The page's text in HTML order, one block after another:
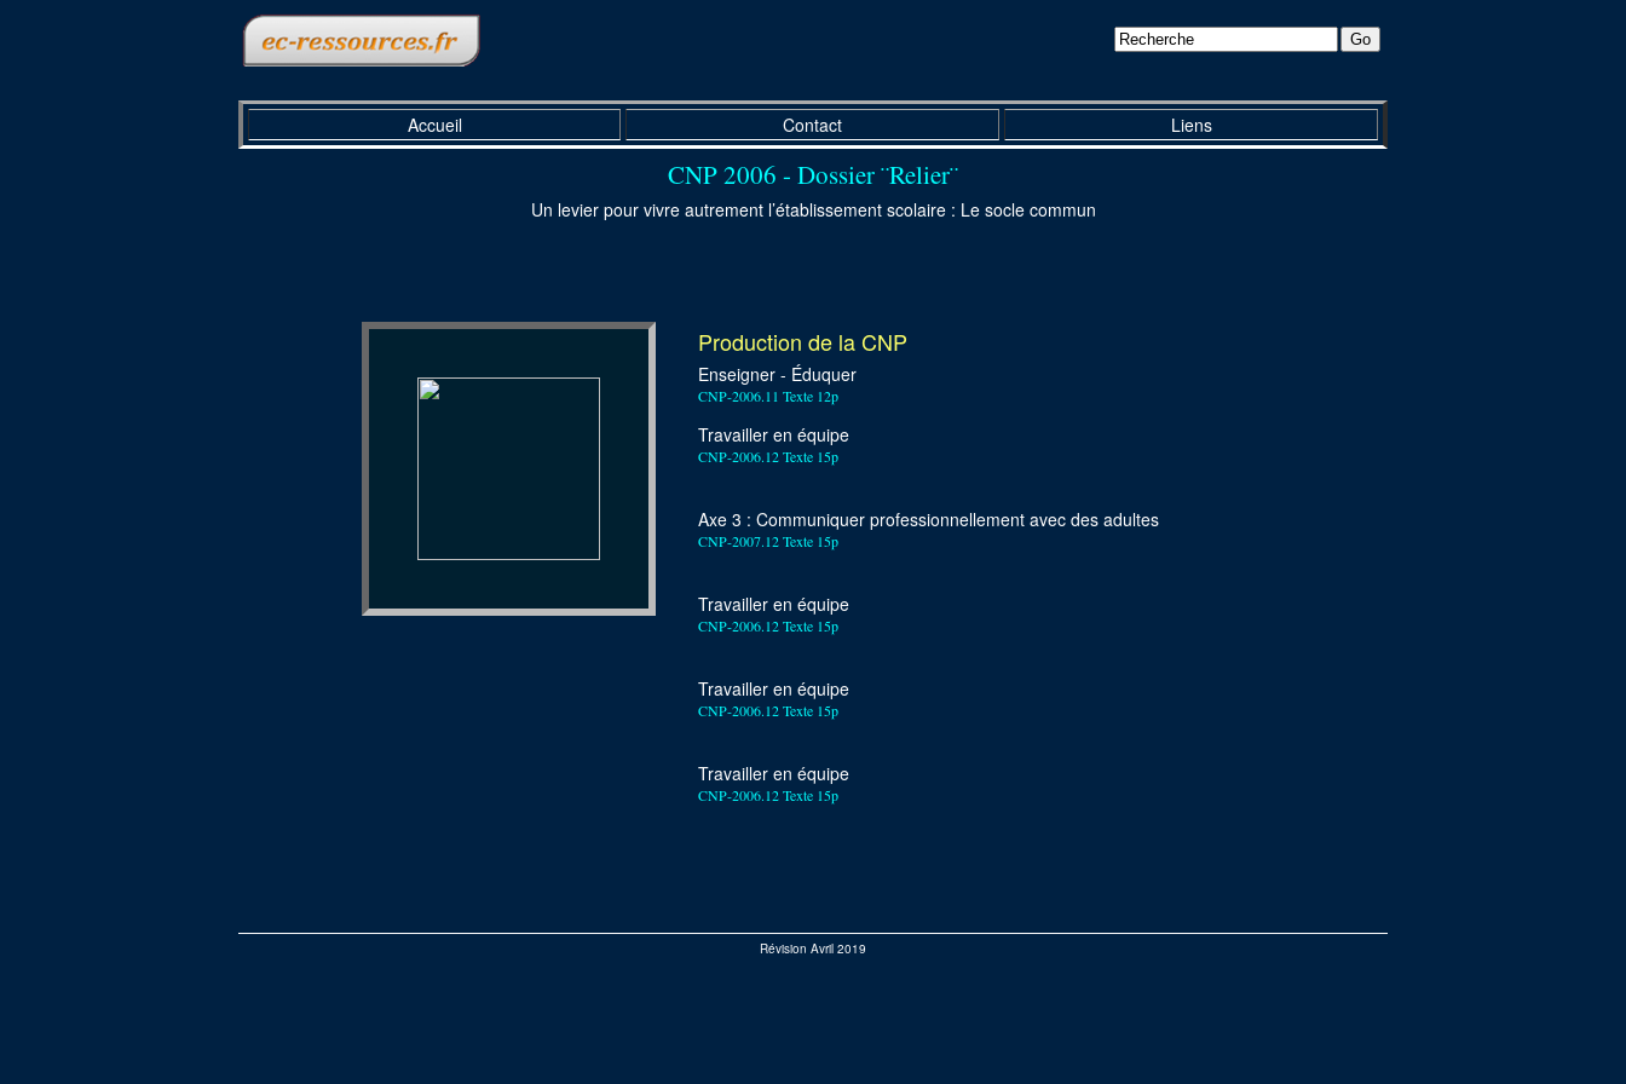
Accueil Contact Liens
CNP 2006 - Dossier ¨Relier¨
Un levier pour vivre autrement l’établissement scolaire : Le socle commun
Production de la CNP
Enseigner - Éduquer
CNP-2006.11 Texte 12p
Travailler en équipe
CNP-2006.12 Texte 15p
Axe 3 : Communiquer professionnellement avec des adultes
CNP-2007.12 Texte 15p
Travailler en équipe
CNP-2006.12 Texte 15p
Travailler en équipe
CNP-2006.12 Texte 15p
Travailler en équipe
CNP-2006.12 Texte 15p
Révision Avril 2019